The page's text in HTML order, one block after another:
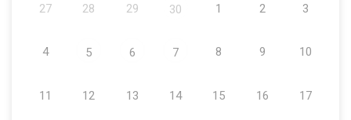
27 28 29 30 1 2 3
4 5 6 7 8 9 10
11 12 13 14 15 16 17